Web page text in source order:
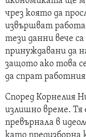
чрез която да
извършват
тези данни вече
принуждавани да
защото ако това
да спрат работния
Според Корнелия
излишно време. Тя
превърнала в